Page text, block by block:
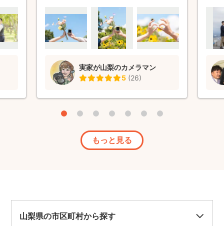
まし
るも
して
がで
是非お願いしたいと思います。
実家が山梨のカメラマン
5 (26)
아
장
もっと見る
山梨県の市区町村から探す